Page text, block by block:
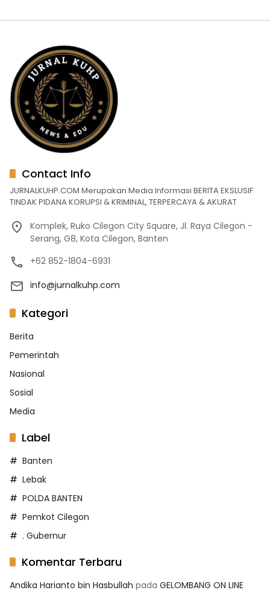
Contact Info
JURNALKUHP.COM Merupakan Media Informasi BERITA EKSLUSIF
TINDAK PIDANA KORUPSI & KRIMINAL, TERPERCAYA & AKURAT
Komplek, Ruko Cilegon City Square, Jl. Raya Cilegon -
Serang, G8, Kota Cilegon, Banten
+62 852-1804-6931
info@jurnalkuhp.com
Kategori
Berita
Pemerintah
Nasional
Sosial
Media
Label
Banten
Lebak
POLDA BANTEN
Pemkot Cilegon
. Gubernur
Komentar Terbaru
Andika Harianto bin Hasbullah pada GELOMBANG ON LINE